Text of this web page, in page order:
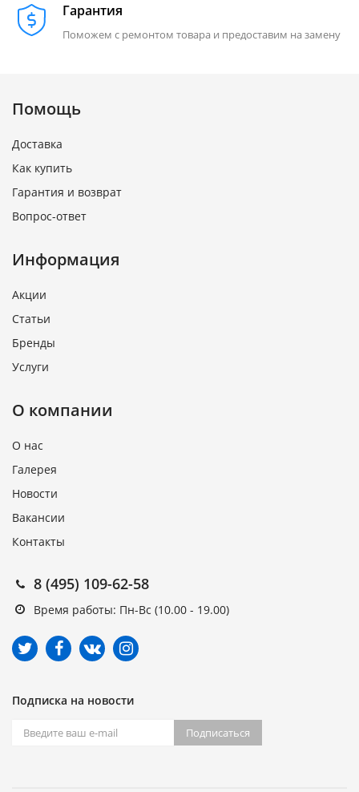
Гарантия
Поможем с ремонтом товара и предоставим на замену
Помощь
Доставка
Как купить
Гарантия и возврат
Вопрос-ответ
Информация
Акции
Статьи
Бренды
Услуги
О компании
О нас
Галерея
Новости
Вакансии
Контакты
8 (495) 109-62-58
Время работы: Пн-Вс (10.00 - 19.00)
Подписка на новости
Подписаться